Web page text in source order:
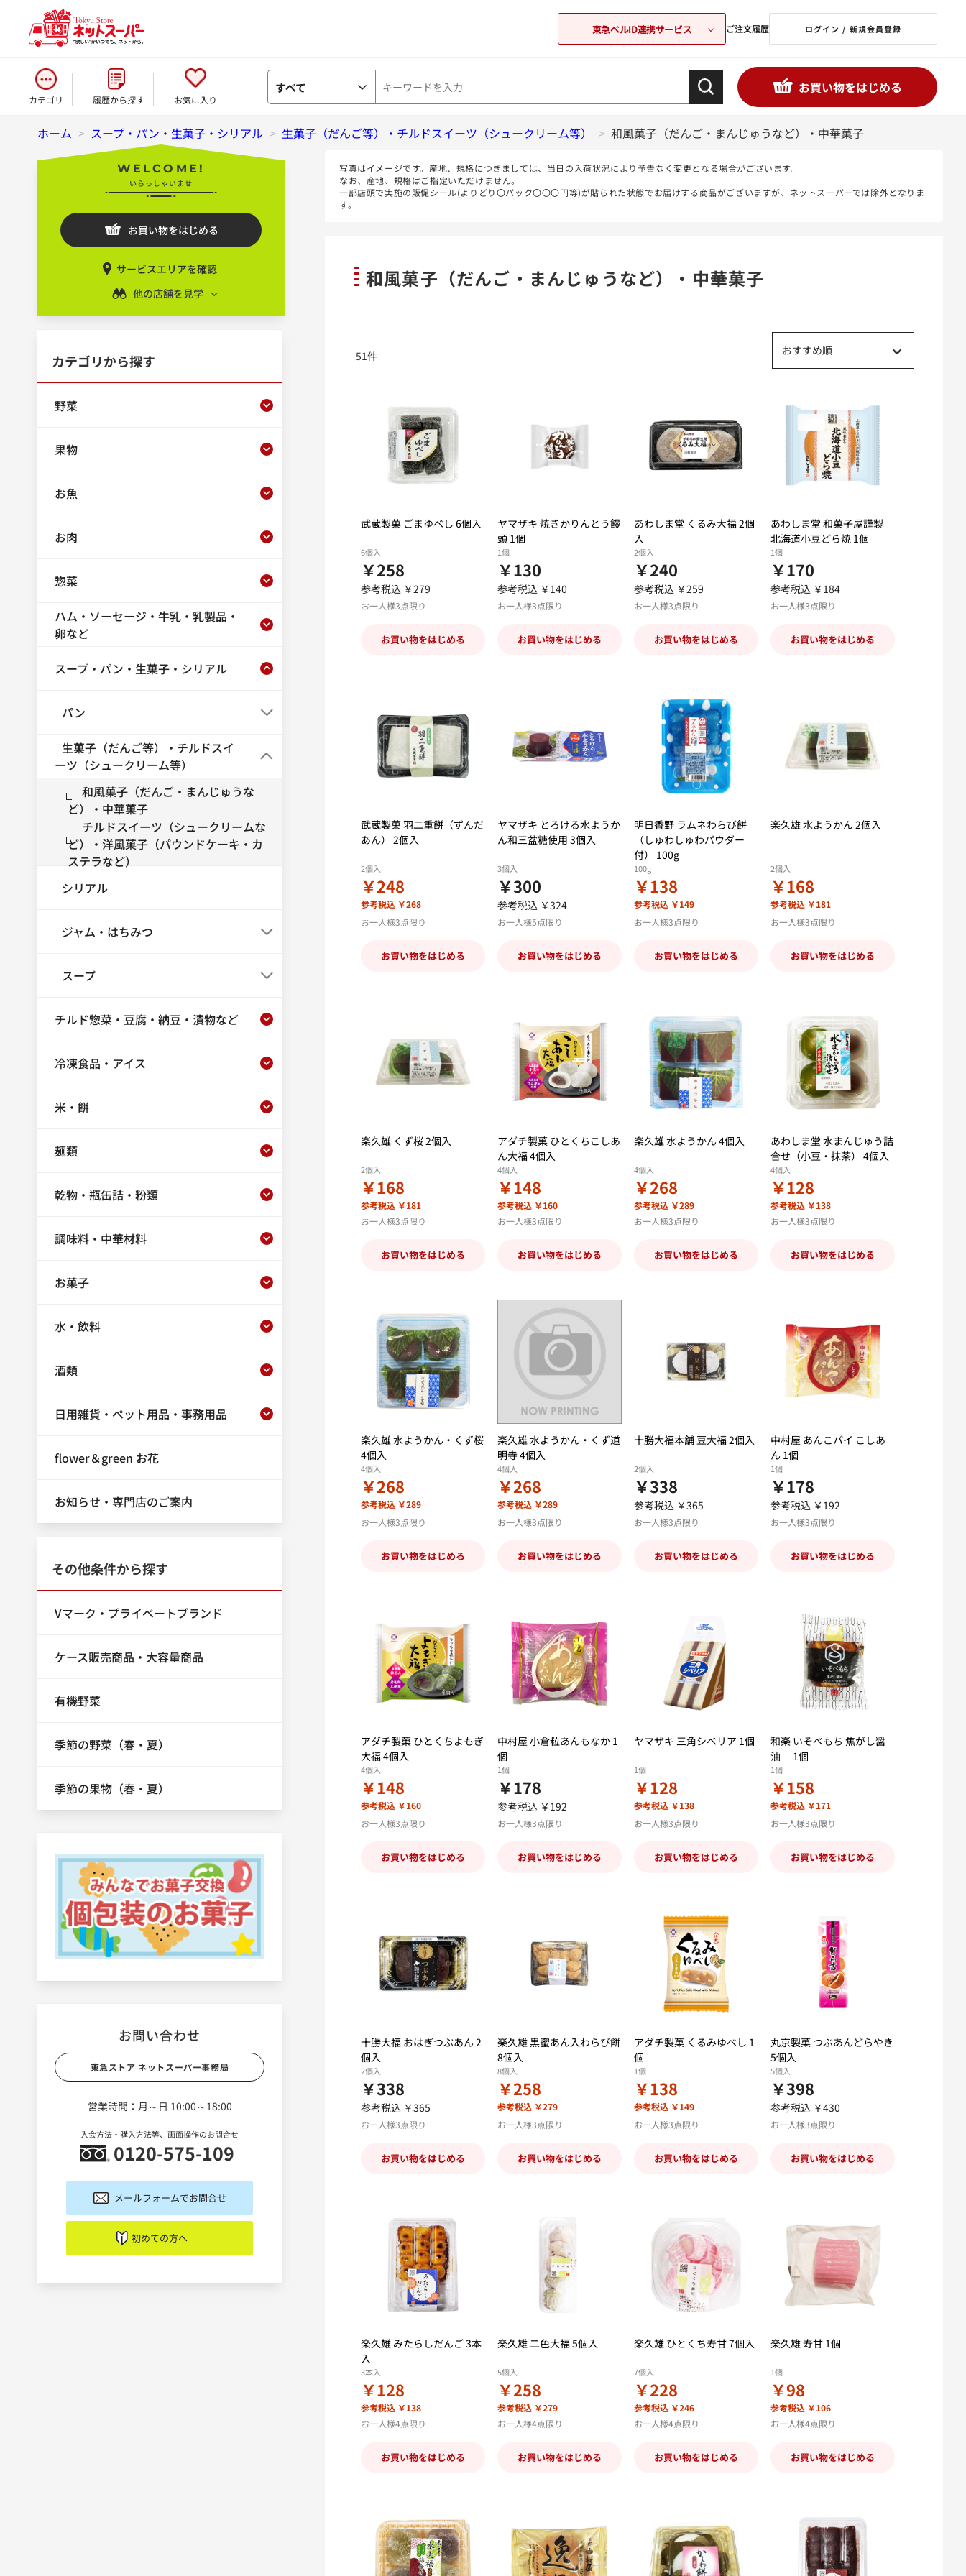
東急ベルID連携サービス
東急オンラインショップ
ご注文履歴 ログイン / 新規会員登録
カテゴリ 履歴から探す お気に入り
すべて お買い物をはじめる
ホーム > スープ・パン・生菓子・シリアル > 生菓子（だんご等）・チルドスイーツ（シュークリーム等） > 和風菓子（だんご・まんじゅうなど）・中華菓子
WELCOME!
いらっしゃいませ
お買い物をはじめる
サービスエリアを確認
他の店舗を見学
カテゴリから探す
野菜
果物
お魚
お肉
惣菜
ハム・ソーセージ・牛乳・乳製品・
卵など
スープ・パン・生菓子・シリアル
パン
生菓子（だんご等）・チルドスイ
ーツ（シュークリーム等）
和風菓子（だんご・まんじゅうな
ど）・中華菓子
チルドスイーツ（シュークリームな
ど）・洋風菓子（パウンドケーキ・カ
ステラなど）
シリアル
ジャム・はちみつ
スープ
チルド惣菜・豆腐・納豆・漬物など
冷凍食品・アイス
米・餅
麺類
乾物・瓶缶詰・粉類
調味料・中華材料
お菓子
水・飲料
酒類
日用雑貨・ペット用品・事務用品
flower＆green お花
お知らせ・専門店のご案内
その他条件から探す
Vマーク・プライベートブランド
ケース販売商品・大容量商品
有機野菜
季節の野菜（春・夏）
季節の果物（春・夏）
お問い合わせ
東急ストア ネットスーパー事務局
営業時間：月～日 10:00～18:00
入会方法・購入方法等、画面操作のお問合せ
0120-575-109
メールフォームでお問合せ
初めての方へ
写真はイメージです。産地、規格につきましては、当日の入荷状況により予告なく変更となる場合がございます。
なお、産地、規格はご指定いただけません。
一部店頭で実施の販促シール(よりどり〇パック〇〇〇円等)が貼られた状態でお届けする商品がございますが、ネットスーパーでは除外となりま
す。
和風菓子（だんご・まんじゅうなど）・中華菓子
51件 おすすめ順
武蔵製菓 ごまゆべし 6個入
6個入
￥258
参考税込 ￥279
お一人様3点限り
お買い物をはじめる
ヤマザキ 焼きかりんとう饅
頭 1個
1個
￥130
参考税込 ￥140
お一人様3点限り
お買い物をはじめる
あわしま堂 くるみ大福 2個
入
2個入
￥240
参考税込 ￥259
お一人様3点限り
お買い物をはじめる
あわしま堂 和菓子屋謹製
北海道小豆どら焼 1個
1個
￥170
参考税込 ￥184
お一人様3点限り
お買い物をはじめる
武蔵製菓 羽二重餅（ずんだ
あん） 2個入
2個入
￥248
参考税込 ￥268
お一人様3点限り
お買い物をはじめる
ヤマザキ とろける水ようか
ん和三盆糖使用 3個入
3個入
￥300
参考税込 ￥324
お一人様5点限り
お買い物をはじめる
明日香野 ラムネわらび餅
（しゅわしゅわパウダー
付） 100g
100g
￥138
参考税込 ￥149
お一人様3点限り
お買い物をはじめる
楽久雄 水ようかん 2個入
2個入
￥168
参考税込 ￥181
お一人様3点限り
お買い物をはじめる
楽久雄 くず桜 2個入
2個入
￥168
参考税込 ￥181
お一人様3点限り
お買い物をはじめる
アダチ製菓 ひとくちこしあ
ん大福 4個入
4個入
￥148
参考税込 ￥160
お一人様3点限り
お買い物をはじめる
楽久雄 水ようかん 4個入
4個入
￥268
参考税込 ￥289
お一人様3点限り
お買い物をはじめる
あわしま堂 水まんじゅう詰
合せ（小豆・抹茶） 4個入
4個入
￥128
参考税込 ￥138
お一人様3点限り
お買い物をはじめる
楽久雄 水ようかん・くず桜
4個入
4個入
￥268
参考税込 ￥289
お一人様3点限り
お買い物をはじめる
楽久雄 水ようかん・くず道
明寺 4個入
4個入
￥268
参考税込 ￥289
お一人様3点限り
お買い物をはじめる
十勝大福本舗 豆大福 2個入
2個入
￥338
参考税込 ￥365
お一人様3点限り
お買い物をはじめる
中村屋 あんこパイ こしあ
ん 1個
1個
￥178
参考税込 ￥192
お一人様3点限り
お買い物をはじめる
アダチ製菓 ひとくちよもぎ
大福 4個入
4個入
￥148
参考税込 ￥160
お一人様3点限り
お買い物をはじめる
中村屋 小倉粒あんもなか 1
個
1個
￥178
参考税込 ￥192
お一人様3点限り
お買い物をはじめる
ヤマザキ 三角シベリア 1個
1個
￥128
参考税込 ￥138
お一人様3点限り
お買い物をはじめる
和楽 いそべもち 焦がし醤
油 1個
1個
￥158
参考税込 ￥171
お一人様3点限り
お買い物をはじめる
十勝大福 おはぎつぶあん 2
個入
2個入
￥338
参考税込 ￥365
お一人様3点限り
お買い物をはじめる
楽久雄 黒蜜あん入わらび餅
8個入
8個入
￥258
参考税込 ￥279
お一人様3点限り
お買い物をはじめる
アダチ製菓 くるみゆべし 1
個
1個
￥138
参考税込 ￥149
お一人様3点限り
お買い物をはじめる
丸京製菓 つぶあんどらやき
5個入
5個入
￥398
参考税込 ￥430
お一人様3点限り
お買い物をはじめる
楽久雄 みたらしだんご 3本
入
3本入
￥128
参考税込 ￥138
お一人様4点限り
お買い物をはじめる
楽久雄 二色大福 5個入
5個入
￥258
参考税込 ￥279
お一人様4点限り
お買い物をはじめる
楽久雄 ひとくち寿甘 7個入
7個入
￥228
参考税込 ￥246
お一人様4点限り
お買い物をはじめる
楽久雄 寿甘 1個
1個
￥98
参考税込 ￥106
お一人様4点限り
お買い物をはじめる